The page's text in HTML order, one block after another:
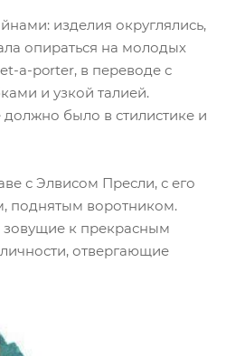
изделия округлялись,
опираться на молодых
a-porter, в переводе с
и узкой талией.
было в стилистике и
с Элвисом Пресли, с его
поднятым воротником.
к прекрасным
отвергающие